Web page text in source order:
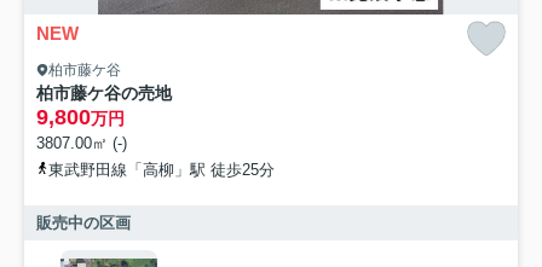
NEW
柏市藤ケ谷
柏市藤ケ谷の売地
9,800万円
3807.00㎡ (-)
東武野田線「高柳」駅 徒歩25分
販売中の区画